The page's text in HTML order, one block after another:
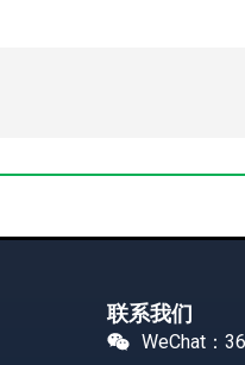
联系我们
WeChat：